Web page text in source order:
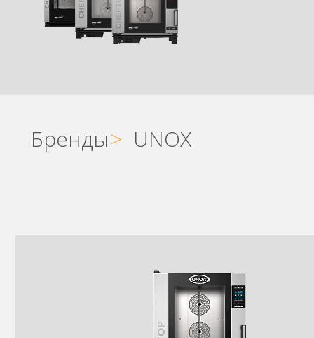
Бренды> UNOX